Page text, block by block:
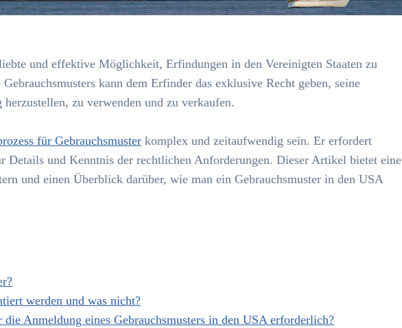
und effektive Möglichkeit, Erfindungen in den Vereinigten Staaten zu
kann dem Erfinder das exklusive Recht geben, seine
zu verwenden und zu verkaufen.
für Gebrauchsmuster komplex und zeitaufwendig sein. Er erfordert
Details und Kenntnis der rechtlichen Anforderungen. Dieser Artikel bietet eine
und einen Überblick darüber, wie man ein Gebrauchsmuster in den USA
werden und was nicht?
Anmeldung eines Gebrauchsmusters in den USA erforderlich?